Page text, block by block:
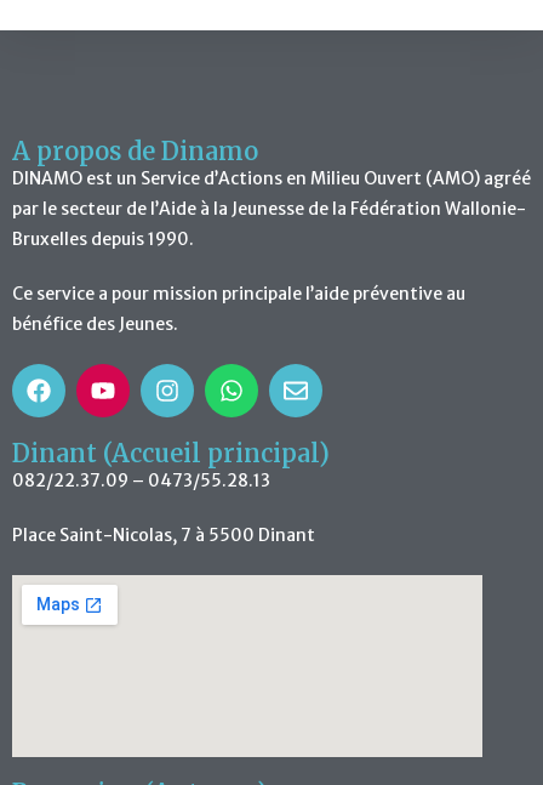
A propos de Dinamo
DINAMO est un Service d’Actions en Milieu Ouvert (AMO) agréé
par le secteur de l’Aide à la Jeunesse de la Fédération Wallonie-
Bruxelles depuis 1990.
Ce service a pour mission principale l’aide préventive au
bénéfice des Jeunes.
Dinant (Accueil principal)
082/22.37.09 – 0473/55.28.13
Place Saint-Nicolas, 7 à 5500 Dinant